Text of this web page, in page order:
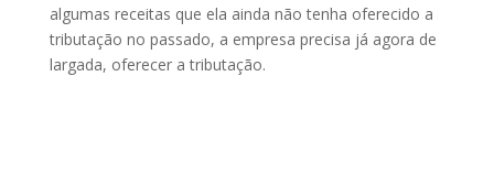
algumas receitas que ela ainda não tenha oferecido a
tributação no passado, a empresa precisa já agora de
largada, oferecer a tributação.